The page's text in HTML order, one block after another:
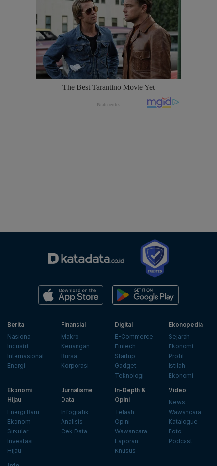
Berita
Nasional
Industri
Internasional
Energi
Finansial
Makro
Keuangan
Bursa
Korporasi
Digital
E-Commerce
Fintech
Startup
Gadget
Teknologi
Ekonopedia
Sejarah
Ekonomi
Profil
Istilah
Ekonomi
Ekonomi
Hijau
Energi Baru
Ekonomi
Sirkular
Investasi
Hijau
Jurnalisme
Data
Infografik
Analisis
Cek Data
In-Depth &
Opini
Telaah
Opini
Wawancara
Laporan
Khusus
Video
News
Wawancara
Katalogue
Foto
Podcast